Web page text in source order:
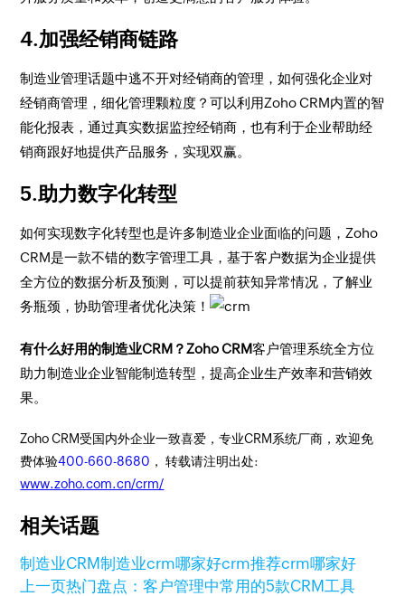
4.加强经销商链路
制造业管理话题中逃不开对经销商的管理，如何强化企业对
经销商管理，细化管理颗粒度？可以利用Zoho CRM内置的智
能化报表，通过真实数据监控经销商，也有利于企业帮助经
销商跟好地提供产品服务，实现双赢。
5.助力数字化转型
如何实现数字化转型也是许多制造业企业面临的问题，Zoho
CRM是一款不错的数字管理工具，基于客户数据为企业提供
全方位的数据分析及预测，可以提前获知异常情况，了解业
务瓶颈，协助管理者优化决策！
有什么好用的制造业CRM？Zoho CRM客户管理系统全方位
助力制造业企业智能制造转型，提高企业生产效率和营销效
果。
Zoho CRM受国内外企业一致喜爱，专业CRM系统厂商，欢迎免
费体验400-660-8680 ， 转载请注明出处:
www.zoho.com.cn/crm/
相关话题
制造业CRM制造业crm哪家好crm推荐crm哪家好
上一页热门盘点：客户管理中常用的5款CRM工具